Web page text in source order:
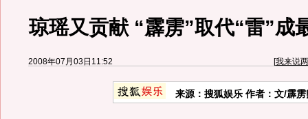
琼瑶又贡献 “霹雳”取代“雷”成
2008年07月03日11:52 [我来说
来源：搜狐娱乐 作者：文/霹雳